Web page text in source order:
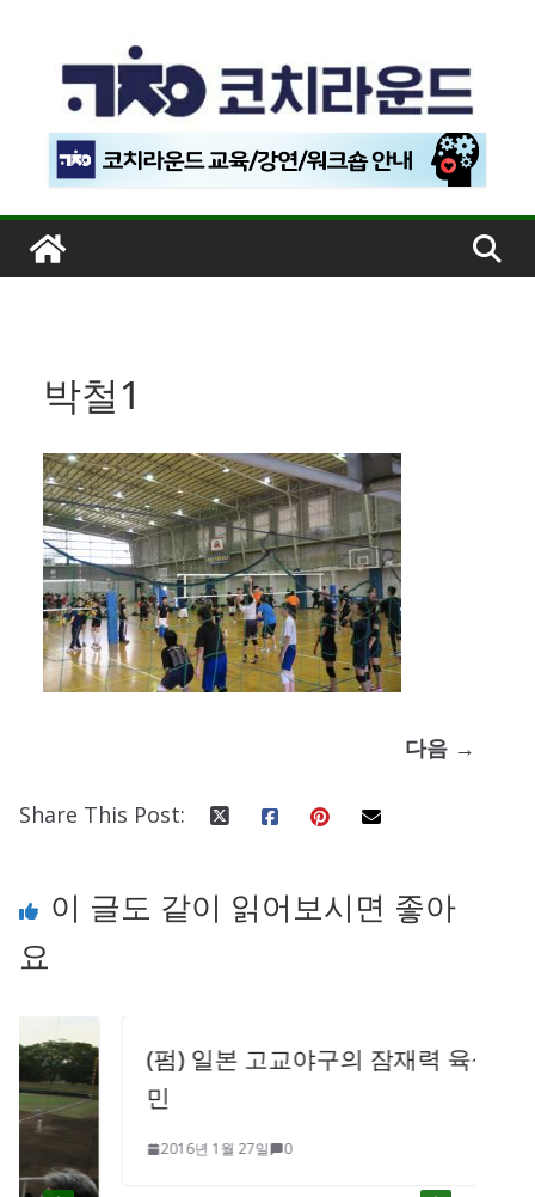
너
기
박철1
다음 →
Share This Post:
이 글도 같이 읽어보시면 좋아
요
(펌) 일본 고교야구의 잠재력 육성법 고
민
2016년 1월 27일 0